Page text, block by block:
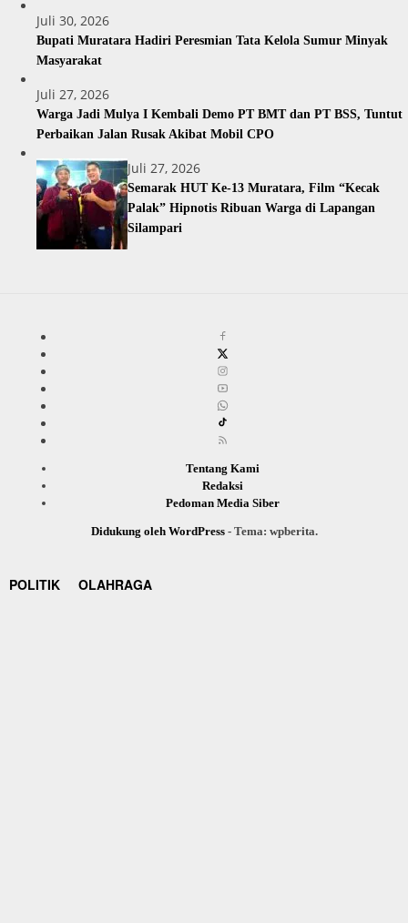
Juli 30, 2026
Bupati Muratara Hadiri Peresmian Tata Kelola Sumur Minyak
Masyarakat
Juli 27, 2026
Warga Jadi Mulya I Kembali Demo PT BMT dan PT BSS, Tuntut
Perbaikan Jalan Rusak Akibat Mobil CPO
Juli 27, 2026
Semarak HUT Ke-13 Muratara, Film “Kecak
Palak” Hipnotis Ribuan Warga di Lapangan
Silampari
Tentang Kami
Redaksi
Pedoman Media Siber
Didukung oleh WordPress - Tema: wpberita.
POLITIK OLAHRAGA